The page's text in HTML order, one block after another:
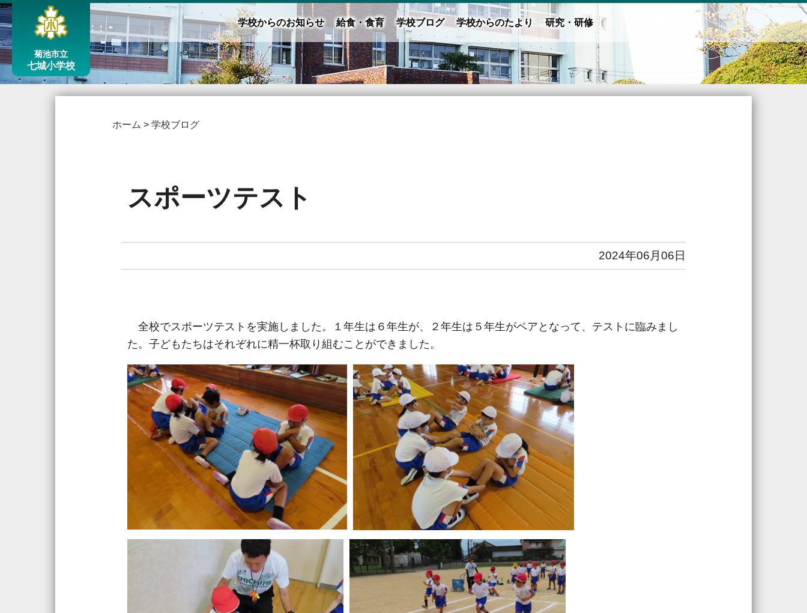
菊池市立
七城小学校
学校からのお知らせ 給食・食育 学校ブログ 学校からのたより 研究・研修
ホーム > 学校ブログ
スポーツテスト
2024年06月06日
全校でスポーツテストを実施しました。１年生は６年生が、２年生は５年生がペアとなって、テストに臨みまし
た。子どもたちはそれぞれに精一杯取り組むことができました。